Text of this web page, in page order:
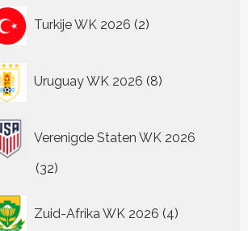
Turkije WK 2026 2
producten
Uruguay WK 2026 8
producten
Verenigde Staten WK 2026
3232
Zuid-Afrika WK 2026 4
producten